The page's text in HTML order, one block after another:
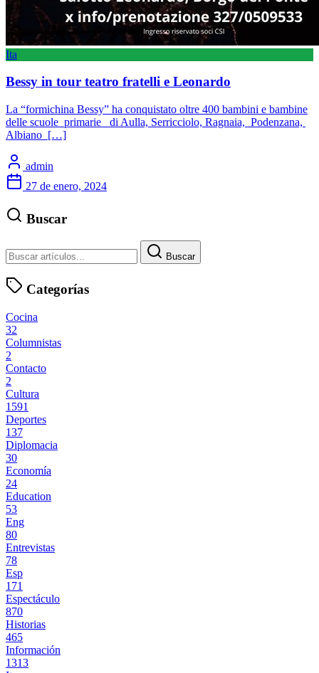
Ita
Bessy in tour teatro fratelli e Leonardo
La “formichina Bessy” ha conquistato oltre 400 bambini e bambine
delle scuole primarie di Aulla, Serricciolo, Ragnaia, Podenzana,
Albiano […]
admin
27 de enero, 2024
Buscar
Buscar
Categorías
Cocina
32
Columnistas
2
Contacto
2
Cultura
1591
Deportes
137
Diplomacia
30
Economía
24
Education
53
Eng
80
Entrevistas
78
Esp
171
Espectáculo
870
Historias
465
Información
1313